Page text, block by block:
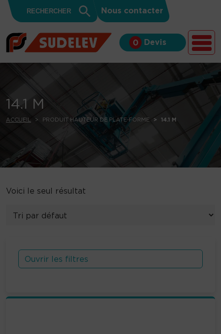
Skip to content
for:
Search
Button
Nous contacter
0 Devis
14.1 M
ACCUEIL PRODUIT HAUTEUR DE PLATE-FORME 14.1 M
Voici le seul résultat
Ouvrir les filtres